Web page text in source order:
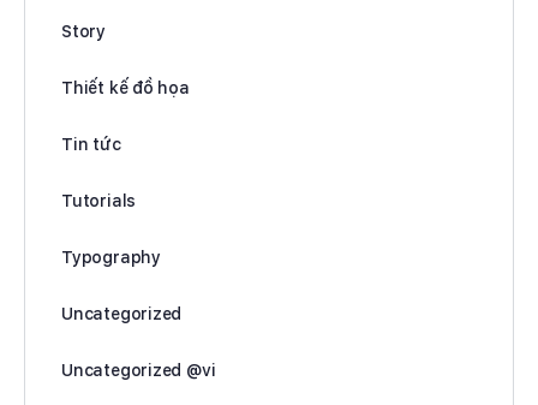
Story
Thiết kế đồ họa
Tin tức
Tutorials
Typography
Uncategorized
Uncategorized @vi